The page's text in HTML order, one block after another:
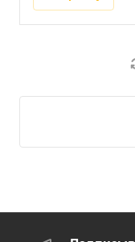
пушке EC55/
тепловой пушке
Запасные части
SE80 Oklima/
SE300 Oklima